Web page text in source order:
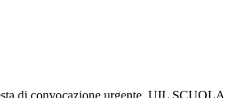
di convocazione urgente_UIL SCUOLA